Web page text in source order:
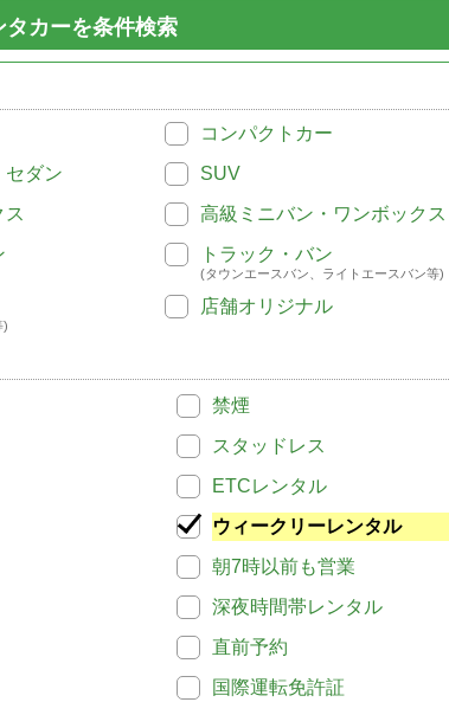
カーを条件検索
コンパクトカー
セダン
SUV
高級ミニバン・ワンボックス
トラック・バン
(タウンエースバン、ライトエースバン等)
)
店舗オリジナル
禁煙
スタッドレス
ETCレンタル
ウィークリーレンタル
朝7時以前も営業
深夜時間帯レンタル
直前予約
国際運転免許証